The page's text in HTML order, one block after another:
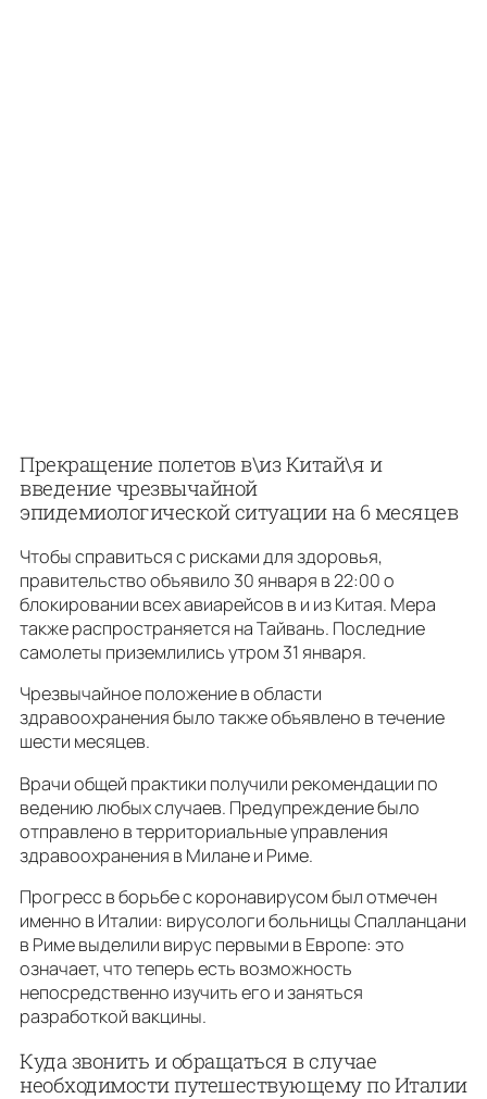
Прекращение полетов в\из Китай\я и
введение чрезвычайной
эпидемиологической ситуации на 6 месяцев
Чтобы справиться с рисками для здоровья,
правительство объявило 30 января в 22:00 о
блокировании всех авиарейсов в и из Китая. Мера
также распространяется на Тайвань. Последние
самолеты приземлились утром 31 января.
Чрезвычайное положение в области
здравоохранения было также объявлено в течение
шести месяцев.
Врачи общей практики получили рекомендации по
ведению любых случаев. Предупреждение было
отправлено в территориальные управления
здравоохранения в Милане и Риме.
Прогресс в борьбе с коронавирусом был отмечен
именно в Италии: вирусологи больницы Спалланцани
в Риме выделили вирус первыми в Европе: это
означает, что теперь есть возможность
непосредственно изучить его и заняться
разработкой вакцины.
Куда звонить и обращаться в случае
необходимости путешествующему по Италии